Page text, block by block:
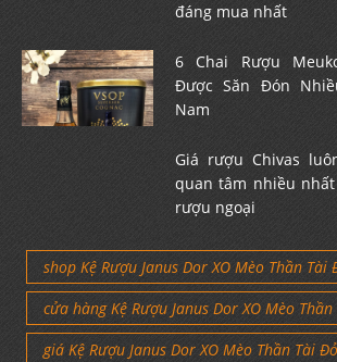
đáng mua nhất
6 Chai Rượu
Được Săn Đón
Nam
Giá rượu Chivas
quan tâm nhiều
rượu ngoại
shop Kệ Rượu Janus Dor XO Mèo Thần Tài
cửa hàng Kệ Rượu Janus Dor XO Mèo
giá Kệ Rượu Janus Dor XO Mèo Thần Tài